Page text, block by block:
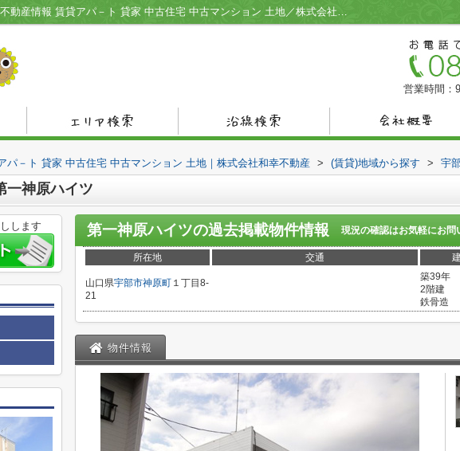
第一神原ハイツ／宇部市の不動産情報 賃貸アパ－ト 貸家 中古住宅 中古マンション 土地／株式会社和幸不動産
営業時間：
パ－ト 貸家 中古住宅 中古マンション 土地｜株式会社和幸不動産 > (賃貸)地域から探す > 宇
一神原ハイツ
第一神原ハイツの過去掲載物件情報 現況の確認はお気軽にお問
所在地 交通
山口県宇部市神原町 １丁目8-
21
築39年
2階建
鉄骨造
物件情報
します